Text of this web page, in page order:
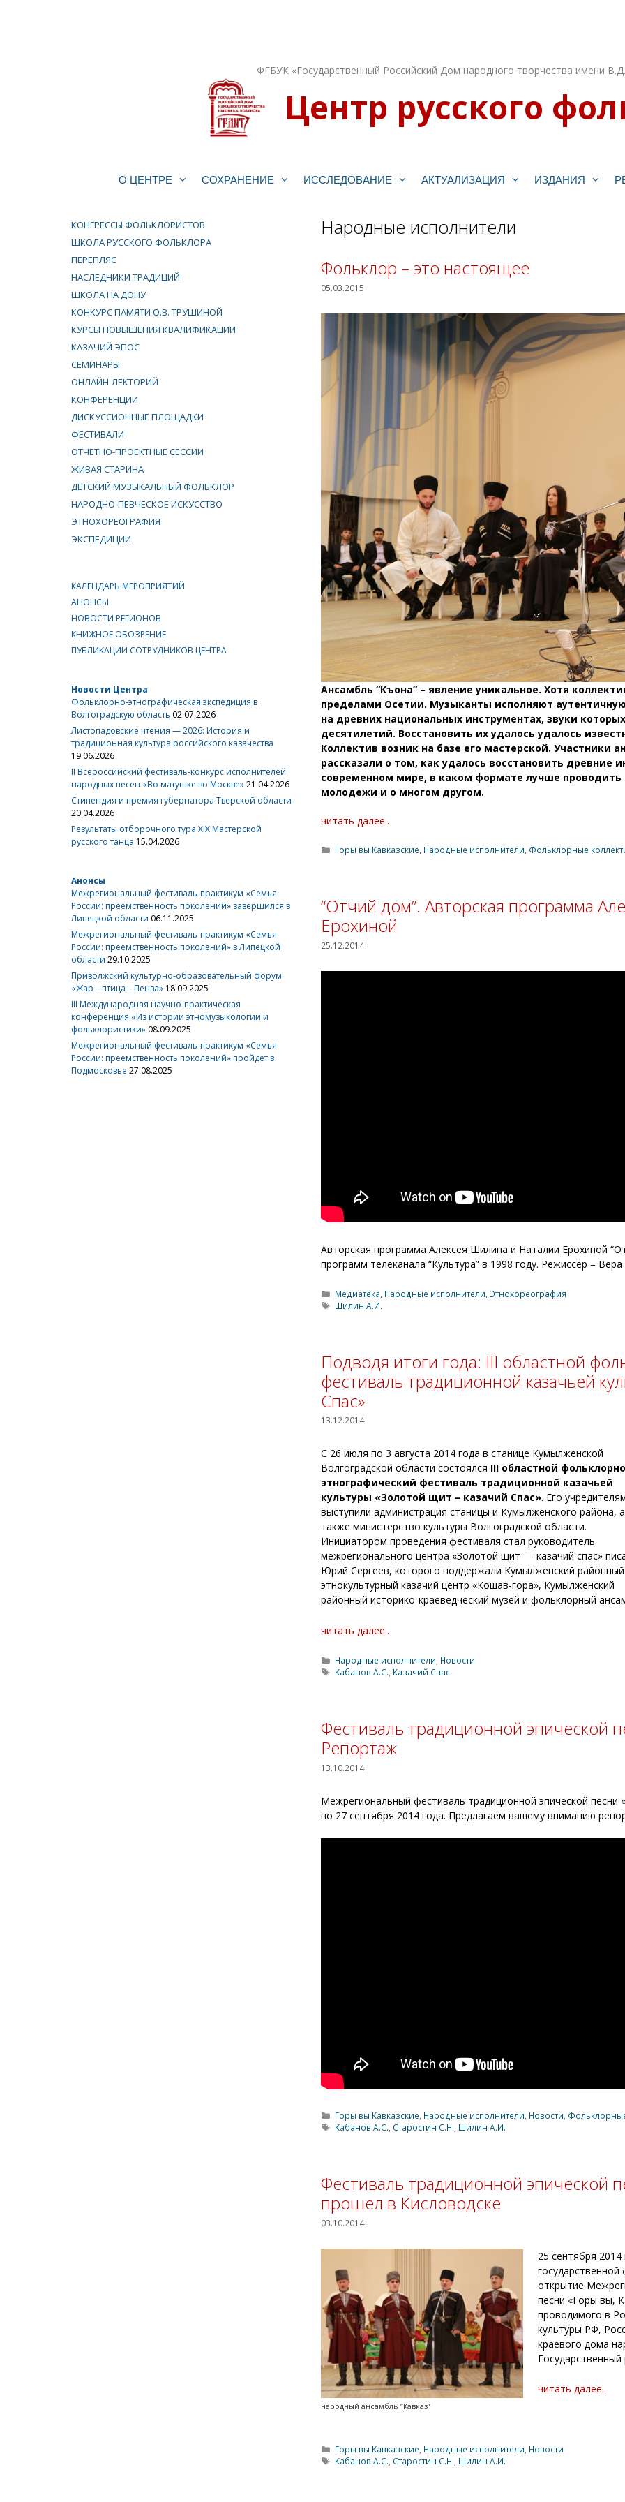
ФГБУК «Государственный Российский Дом народного творчества имени
Центр русского
О ЦЕНТРЕ СОХРАНЕНИЕ ИССЛЕДОВАНИЕ АКТУАЛИЗАЦИЯ ИЗДАНИЯ
Народные исполнители
Фольклор – это настоящее
05.03.2015
Ансамбль “Къона” – явление уникальное. Хотя
пределами Осетии. Музыканты исполняют
на древних национальных инструментах, звуки
десятилетий. Восстановить их удалось удалось
Коллектив возник на базе его мастерской. Участники
рассказали о том, как удалось восстановить древние
современном мире, в каком формате лучше
молодежи и о многом другом.
читать далее..
Рубрики
Горы вы Кавказские, Народные исполнители, Фольклорные
“Отчий дом”. Авторская программа
Ерохиной
25.12.2014
Авторская программа Алексея Шилина и Наталии Ерохиной
программ телеканала “Культура” в 1998 году. Режиссёр –
Рубрики
Медиатека Народные исполнители ,Этнохореография
Метки
Шилин А.И.
Подводя итоги года: III областной
фестиваль традиционной казачьей
Спас»
13.12.2014
С 26 июля по 3 августа 2014 года в станице Кумылженской
Волгоградской области состоялся III областной
этнографический фестиваль традиционной казачьей
культуры «Золотой щит – казачий Спас». Его
выступили администрация станицы и Кумылженского района, а
также министерство культуры Волгоградской области.
Инициатором проведения фестиваля стал руководитель
межрегионального центра «Золотой щит — казачий спас»
Юрий Сергеев, которого поддержали Кумылженский районный
этнокультурный казачий центр «Кошав-гора», Кумылженский
районный историко-краеведческий музей и фольклорный
читать далее..
Рубрики
Народные исполнители Новости
Метки
Кабанов А.С. Казачий Спас
Фестиваль традиционной эпической
Репортаж
13.10.2014
Межрегиональный фестиваль традиционной эпической песни
по 27 сентября 2014 года. Предлагаем вашему вниманию
Рубрики
Горы вы Кавказские Народные исполнители Новости
Метки
Кабанов А.С. Старостин С.Н. Шилин А.И.
Фестиваль традиционной эпической
прошел в Кисловодске
03.10.2014
народный ансамбль “Кавказ”
25 сентября
открытие
песни «Горы вы,
проводимого в
культуры РФ,
краевого дома
Государственный
читать далее..
Рубрики
Горы вы Кавказские Народные исполнители Новости
Метки
Кабанов А.С. Старостин С.Н. Шилин А.И.
КОНГРЕССЫ ФОЛЬКЛОРИСТОВ
ШКОЛА РУССКОГО ФОЛЬКЛОРА
ПЕРЕПЛЯС
НАСЛЕДНИКИ ТРАДИЦИЙ
ШКОЛА НА ДОНУ
КОНКУРС ПАМЯТИ О.В. ТРУШИНОЙ
КУРСЫ ПОВЫШЕНИЯ КВАЛИФИКАЦИИ
КАЗАЧИЙ ЭПОС
СЕМИНАРЫ
ОНЛАЙН-ЛЕКТОРИЙ
КОНФЕРЕНЦИИ
ДИСКУССИОННЫЕ ПЛОЩАДКИ
ФЕСТИВАЛИ
ОТЧЕТНО-ПРОЕКТНЫЕ СЕССИИ
ЖИВАЯ СТАРИНА
ДЕТСКИЙ МУЗЫКАЛЬНЫЙ ФОЛЬКЛОР
НАРОДНО-ПЕВЧЕСКОЕ ИСКУССТВО
ЭТНОХОРЕОГРАФИЯ
ЭКСПЕДИЦИИ
КАЛЕНДАРЬ МЕРОПРИЯТИЙ
АНОНСЫ
НОВОСТИ РЕГИОНОВ
КНИЖНОЕ ОБОЗРЕНИЕ
ПУБЛИКАЦИИ СОТРУДНИКОВ ЦЕНТРА
Новости Центра
Фольклорно-этнографическая экспедиция в
Волгоградскую область 02.07.2026
Листопадовские чтения — 2026: История и
традиционная культура российского казачества
19.06.2026
II Всероссийский фестиваль-конкурс исполнителей
народных песен «Во матушке во Москве»21.04.2026
Стипендия и премия губернатора Тверской области
20.04.2026
Результаты отборочного тура XIX Мастерской
русского танца 15.04.2026
Анонсы
Межрегиональный фестиваль-практикум «Семья
России: преемственность поколений» завершился в
Липецкой области 06.11.2025
Межрегиональный фестиваль-практикум «Семья
России: преемственность поколений» в Липецкой
области 29.10.2025
Приволжский культурно-образовательный форум
«Жар – птица – Пенза» 18.09.2025
III Международная научно-практическая
конференция «Из истории этномузыкологии и
фольклористики» 08.09.2025
Межрегиональный фестиваль-практикум «Семья
России: преемственность поколений» пройдет в
Подмосковье 27.08.2025